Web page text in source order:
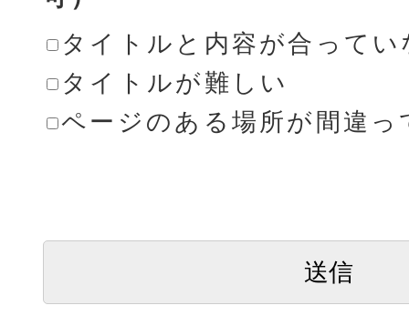
タイトルと内容が合ってい
タイトルが難しい
ページのある場所が間違っ